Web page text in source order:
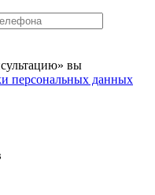
вы
персональных данных